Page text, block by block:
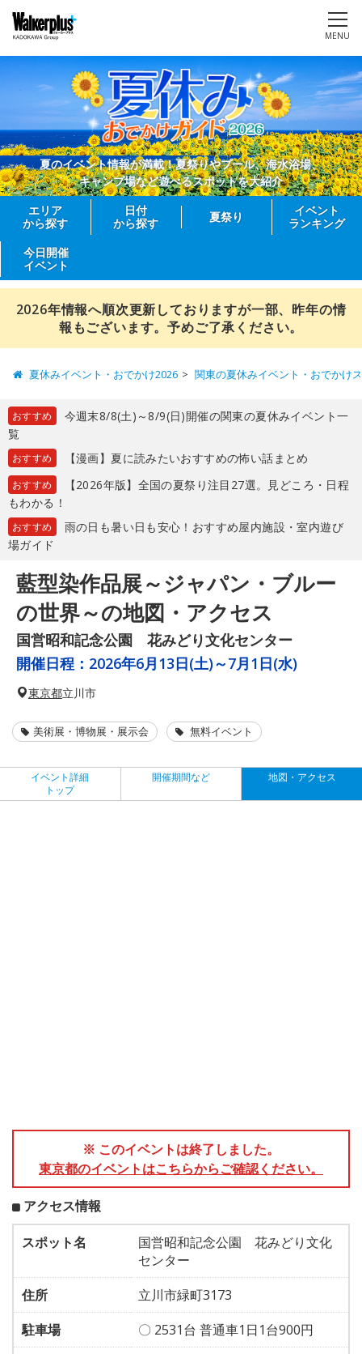
MENU
夏のイベント情報が満載！夏祭りやプール、海水浴場、
キャンプ場など遊べるスポットを大紹介
エリア
から探す
日付
から探す
夏祭り
イベント
ランキング
今日開催
イベント
2026年情報へ順次更新しておりますが一部、昨年の情
報もございます。予めご了承ください。
夏休みイベント・おでかけ2026 関東の夏休みイベント・おでかけ
おすすめ
今週末8/8(土)～8/9(日)開催の関東の夏休みイベント一
覧
おすすめ 【漫画】夏に読みたいおすすめの怖い話まとめ
おすすめ
【2026年版】全国の夏祭り注目27選。見どころ・日程
もわかる！
おすすめ
雨の日も暑い日も安心！おすすめ屋内施設・室内遊び
場ガイド
藍型染作品展～ジャパン・ブルー
の世界～の地図・アクセス
国営昭和記念公園 花みどり文化センター
開催日程： 2026年6月13日(土)～7月1日(水)
東京都立川市
美術展・博物展・展示会 無料イベント
イベント詳細
トップ
開催期間など 地図・アクセス
※ このイベントは終了しました。
東京都のイベントはこちらからご確認ください。
アクセス情報
スポット名
国営昭和記念公園 花みどり文化
センター
住所
立川市緑町3173
駐車場
〇 2531台 普通車1日1台900円